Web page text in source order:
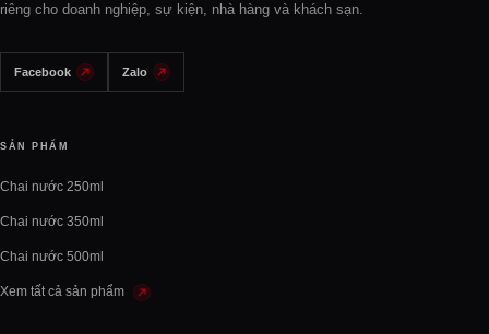
riêng cho doanh nghiệp, sự kiện, nhà hàng và khách sạn.
Facebook Zalo
SẢN PHẨM
Chai nước 250ml
Chai nước 350ml
Chai nước 500ml
Xem tất cả sản phẩm